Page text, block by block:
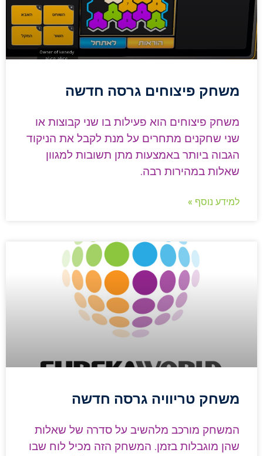
משחק פיצוחים גרסה חדשה
משחק פיצוחים הוא פעילות בו שני קבוצות או
שני שחקנים מתחרים על מנת לקבל את הניקוד
הגבוה ביותר באמצעות מתן תשובות למגוון
שאלות במהירות רבה.
למידע נוסף »
משחק טריוויה גרסה חדשה
המשחק מורכב מלהשיב על סדרה של שאלות
שהן מוגבלות בזמן. המשחק הזה מכיל לוח שבו